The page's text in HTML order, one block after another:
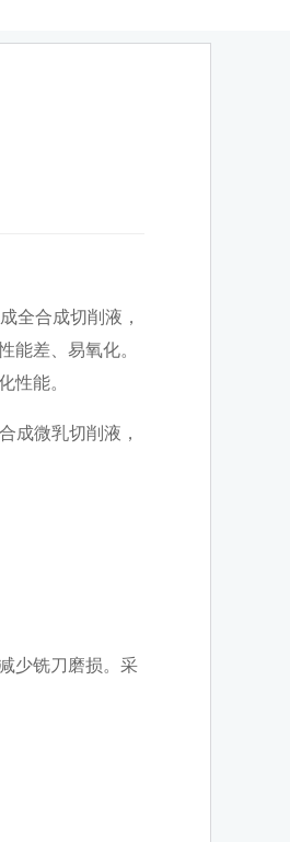
全合成切削液，
能差、易氧化。
性能。
成微乳切削液，
少铣刀磨损。采